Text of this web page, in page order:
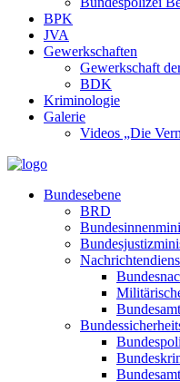
BPK
JVA
Gewerkschaften
Gewerkschaft
BDK
Kriminologie
Galerie
Videos „Die
Bundesebene
BRD